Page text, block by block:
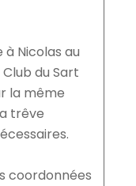
à Nicolas au
du Sart
la même
trêve
coordonnées